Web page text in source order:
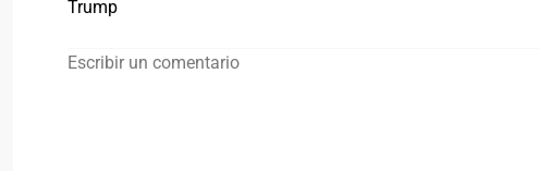
Trump
Escribir un comentario